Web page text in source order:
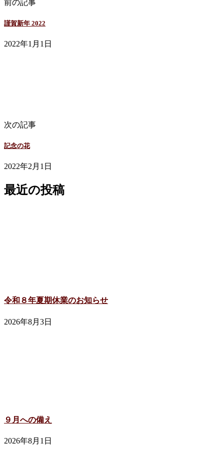
前の記事
謹賀新年 2022
2022年1月1日
次の記事
記念の花
2022年2月1日
最近の投稿
令和８年夏期休業のお知らせ
2026年8月3日
９月への備え
2026年8月1日